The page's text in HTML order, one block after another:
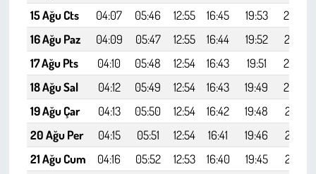
15 Ağu Cts
04:07 05:46 12:55 16:45 19:53
21:26
16 Ağu Paz
04:09 05:47 12:55 16:44 19:52
21:24
17 Ağu Pts
04:10 05:48 12:54 16:43 19:51
21:22
18 Ağu Sal
04:12 05:49 12:54 16:43 19:49
21:20
19 Ağu Çar
04:13 05:50 12:54 16:42 19:48
21:18
20 Ağu Per
04:15 05:51 12:54 16:41 19:46
21:16
21 Ağu Cum
04:16 05:52 12:53 16:40 19:45
21:14